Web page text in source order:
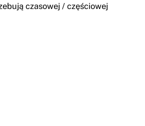
czasowej / częściowej